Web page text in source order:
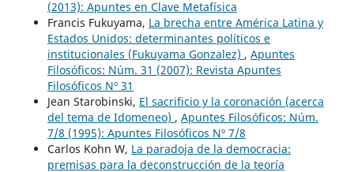
(2013): Apuntes en Clave Metafísica
Francis Fukuyama, La brecha entre América Latina y
Estados Unidos: determinantes políticos e
institucionales (Fukuyama Gonzalez) , Apuntes
Filosóficos: Núm. 31 (2007): Revista Apuntes
Filosóficos Nº 31
Jean Starobinski, El sacrificio y la coronación (acerca
del tema de Idomeneo) , Apuntes Filosóficos: Núm.
7/8 (1995): Apuntes Filosóficos Nº 7/8
Carlos Kohn W, La paradoja de la democracia:
premisas para la deconstrucción de la teoría